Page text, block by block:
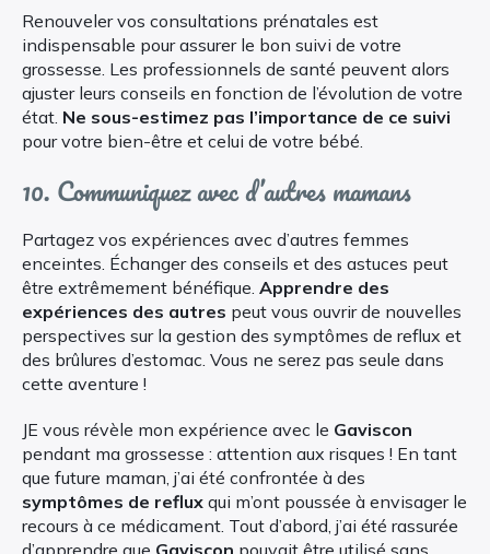
Renouveler vos consultations prénatales est
indispensable pour assurer le bon suivi de votre
grossesse. Les professionnels de santé peuvent alors
ajuster leurs conseils en fonction de l’évolution de votre
état. Ne sous-estimez pas l’importance de ce suivi
pour votre bien-être et celui de votre bébé.
10. Communiquez avec d’autres mamans
Partagez vos expériences avec d’autres femmes
enceintes. Échanger des conseils et des astuces peut
être extrêmement bénéfique. Apprendre des
expériences des autres peut vous ouvrir de nouvelles
perspectives sur la gestion des symptômes de reflux et
des brûlures d’estomac. Vous ne serez pas seule dans
cette aventure !
JE vous révèle mon expérience avec le Gaviscon
pendant ma grossesse : attention aux risques ! En tant
que future maman, j’ai été confrontée à des
symptômes de reflux qui m’ont poussée à envisager le
recours à ce médicament. Tout d’abord, j’ai été rassurée
d’apprendre que Gaviscon pouvait être utilisé sans